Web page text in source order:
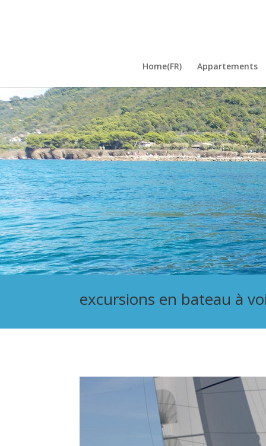
Home(FR) Appartements
excursions en bateau à